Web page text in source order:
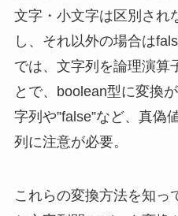
文字・小文字は区別され
し、それ以外の場合は
では、文字列を論理演算
とで、boolean型に変換
字列や”false”など、真偽
列に注意が必要。
これらの変換方法を知っ